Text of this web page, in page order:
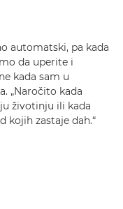
automatski, pa kada
da uperite i
kada sam u
„Naročito kada
životinju ili kada
kojih zastaje dah.“